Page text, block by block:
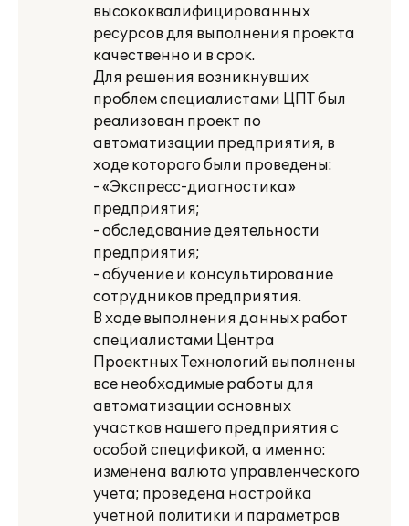
высококвалифицированных
ресурсов для выполнения проекта
качественно и в срок.
Для решения возникнувших
проблем специалистами ЦПТ был
реализован проект по
автоматизации предприятия, в
ходе которого были проведены:
- «Экспресс-диагностика»
предприятия;
- обследование деятельности
предприятия;
- обучение и консультирование
сотрудников предприятия.
В ходе выполнения данных работ
специалистами Центра
Проектных Технологий выполнены
все необходимые работы для
автоматизации основных
участков нашего предприятия с
особой спецификой, а именно:
изменена валюта управленческого
учета; проведена настройка
учетной политики и параметров